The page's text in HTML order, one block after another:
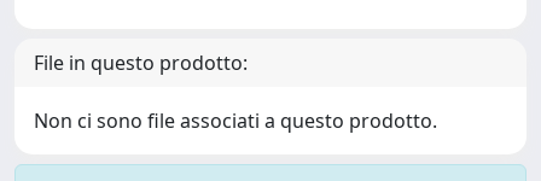
File in questo prodotto:
Non ci sono file associati a questo prodotto.